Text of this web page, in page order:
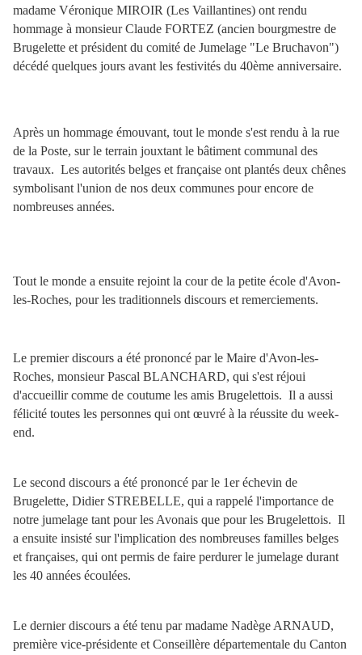
madame Véronique MIROIR (Les Vaillantines) ont rendu
hommage à monsieur Claude FORTEZ (ancien bourgmestre de
Brugelette et président du comité de Jumelage "Le Bruchavon")
décédé quelques jours avant les festivités du 40ème anniversaire.
Après un hommage émouvant, tout le monde s'est rendu à la rue
de la Poste, sur le terrain jouxtant le bâtiment communal des
travaux. Les autorités belges et française ont plantés deux chênes
symbolisant l'union de nos deux communes pour encore de
nombreuses années.
Tout le monde a ensuite rejoint la cour de la petite école d'Avon-
les-Roches, pour les traditionnels discours et remerciements.
Le premier discours a été prononcé par le Maire d'Avon-les-
Roches, monsieur Pascal BLANCHARD, qui s'est réjoui
d'accueillir comme de coutume les amis Brugelettois. Il a aussi
félicité toutes les personnes qui ont œuvré à la réussite du week-
end.
Le second discours a été prononcé par le 1er échevin de
Brugelette, Didier STREBELLE, qui a rappelé l'importance de
notre jumelage tant pour les Avonais que pour les Brugelettois. Il
a ensuite insisté sur l'implication des nombreuses familles belges
et françaises, qui ont permis de faire perdurer le jumelage durant
les 40 années écoulées.
Le dernier discours a été tenu par madame Nadège ARNAUD,
première vice-présidente et Conseillère départementale du Canton